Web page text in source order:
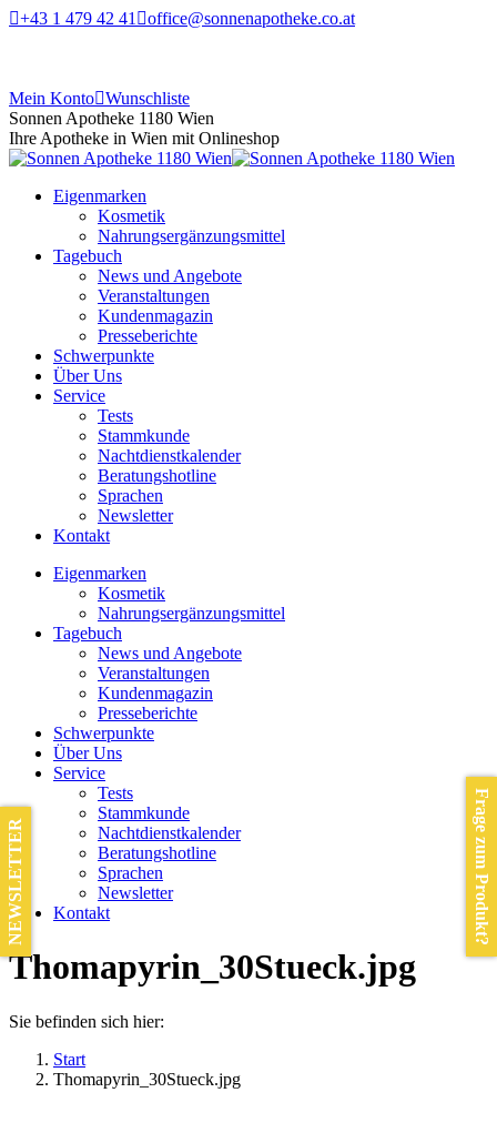
+43 1 479 42 41 office@sonnenapotheke.co.at
Mein Konto Wunschliste
Sonnen Apotheke 1180 Wien
Ihre Apotheke in Wien mit Onlineshop
Eigenmarken
Kosmetik
Nahrungsergänzungsmittel
Tagebuch
News und Angebote
Veranstaltungen
Kundenmagazin
Presseberichte
Schwerpunkte
Über Uns
Service
Tests
Stammkunde
Nachtdienstkalender
Beratungshotline
Sprachen
Newsletter
Kontakt
Eigenmarken
Kosmetik
Nahrungsergänzungsmittel
Tagebuch
News und Angebote
Veranstaltungen
Kundenmagazin
Presseberichte
Schwerpunkte
Über Uns
Service
Tests
Stammkunde
Nachtdienstkalender
Beratungshotline
Sprachen
Newsletter
Kontakt
Thomapyrin_30Stueck.jpg
Sie befinden sich hier:
Start
Thomapyrin_30Stueck.jpg
Frage zum Produkt?
NEWSLETTER